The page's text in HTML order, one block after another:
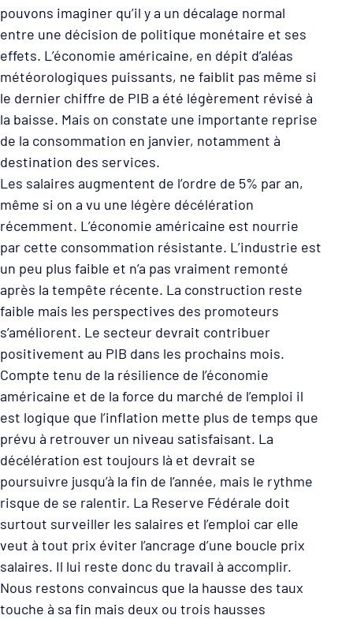
pouvons imaginer qu’il y a un décalage normal
entre une décision de politique monétaire et ses
effets. L’économie américaine, en dépit d’aléas
météorologiques puissants, ne faiblit pas même si
le dernier chiffre de PIB a été légèrement révisé à
la baisse. Mais on constate une importante reprise
de la consommation en janvier, notamment à
destination des services.
Les salaires augmentent de l’ordre de 5% par an,
même si on a vu une légère décélération
récemment. L’économie américaine est nourrie
par cette consommation résistante. L’industrie est
un peu plus faible et n’a pas vraiment remonté
après la tempête récente. La construction reste
faible mais les perspectives des promoteurs
s’améliorent. Le secteur devrait contribuer
positivement au PIB dans les prochains mois.
Compte tenu de la résilience de l’économie
américaine et de la force du marché de l’emploi il
est logique que l’inflation mette plus de temps que
prévu à retrouver un niveau satisfaisant. La
décélération est toujours là et devrait se
poursuivre jusqu’à la fin de l’année, mais le rythme
risque de se ralentir. La Reserve Fédérale doit
surtout surveiller les salaires et l’emploi car elle
veut à tout prix éviter l’ancrage d’une boucle prix
salaires. Il lui reste donc du travail à accomplir.
Nous restons convaincus que la hausse des taux
touche à sa fin mais deux ou trois hausses